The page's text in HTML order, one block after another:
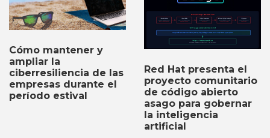
Cómo mantener y
ampliar la
ciberresiliencia de las
empresas durante el
período estival
Red Hat presenta el
proyecto comunitario
de código abierto
asago para gobernar
la inteligencia
artificial